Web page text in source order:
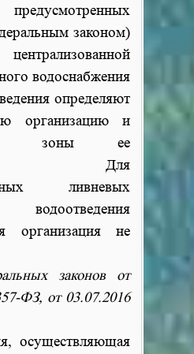
законом)
водоснабжения
определяют
организацию и
зоны ее
Для
ливневых
организация не
законов от
ФЗ, от 03.07.2016
осуществляющая